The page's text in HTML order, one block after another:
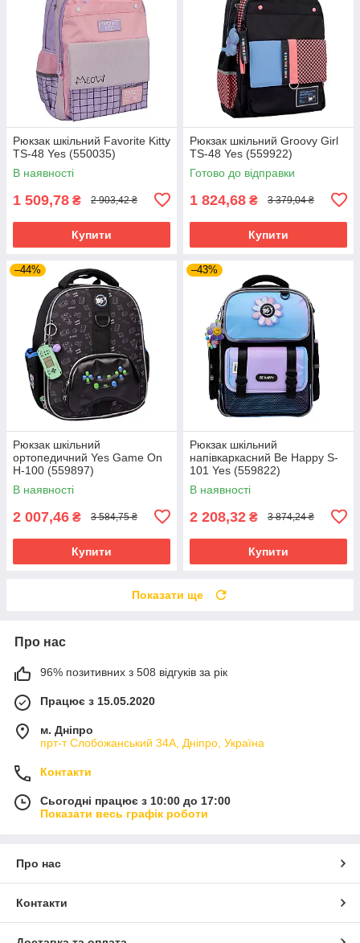
Рюкзак шкільний Favorite Kitty
TS-48 Yes (550035)
В наявності
1 509,78 ₴ 2 903,42 ₴
Купити
Рюкзак шкільний Groovy Girl
TS-48 Yes (559922)
Готово до відправки
1 824,68 ₴ 3 379,04 ₴
Купити
–44%
Рюкзак шкільний
ортопедичний Yes Game On
H-100 (559897)
В наявності
2 007,46 ₴ 3 584,75 ₴
Купити
–43%
Рюкзак шкільний
напівкаркасний Be Happy S-
101 Yes (559822)
В наявності
2 208,32 ₴ 3 874,24 ₴
Купити
Показати ще
Про нас
96% позитивних з 508 відгуків за рік
Працює з 15.05.2020
м. Дніпро
прт-т Слобожанський 34А, Дніпро, Україна
Контакти
Сьогодні працює з 10:00 до 17:00
Показати весь графік роботи
Про нас
Контакти